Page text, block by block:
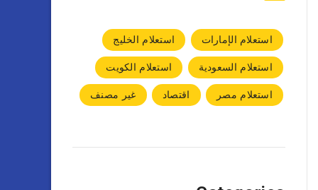
استعلام الإمارات
استعلام الخليج
استعلام السعودية
استعلام الكويت
استعلام مصر
اقتصاد غير مصنف